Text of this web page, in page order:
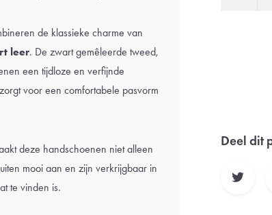
de klassieke charme van
leer. De zwart gemêleerde tweed,
een tijdloze en verfijnde
voor een comfortabele pasvorm
deze handschoenen niet alleen
mooi aan en zijn verkrijgbaar in
te vinden is.
Deel dit